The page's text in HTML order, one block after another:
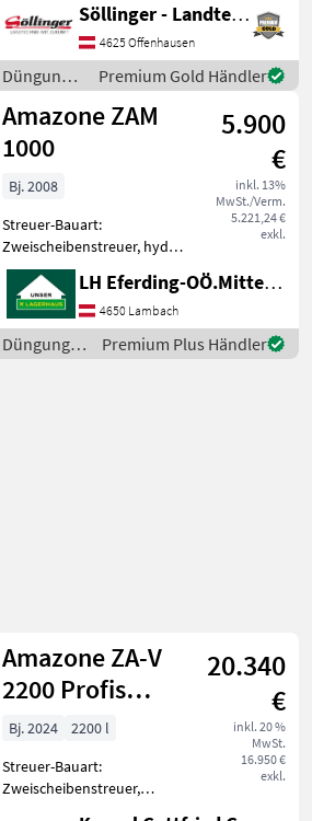
Streumengenverstellung +
Profis-Wiegesystem +
Streuwerk ZA-V Tronic +
Gelenkwelle Bondioli &
Pavesi mit R
Söllinger - Landtechnik GmbH
4625 Offenhausen
Düngung
und
Beregnung
/ Amazone
Premium Gold Händler
Amazone ZAM
1000
5.900
€
inkl. 13%
MwSt./Verm.
5.221,24 €
exkl.
Bj. 2008
Streuer-Bauart:
Zweischeibenstreuer, hydr.
Betätigung,
Grenzstreueinrichtung,
Streumengenverstellung
GW, ca. 1600L Inhalt, 2
Scheibenstreuer, Amatron
LH Eferding-OÖ.Mitte, Lambach
4650 Lambach
Düngung
und
Premium Plus Händler
Amazone ZA-V
2200 Profis
Tronic -
20.340
€
inkl. 20 %
MwSt.
16.950 €
exkl.
Bj. 2024
2200 l
Streuer-Bauart:
Zweischeibenstreuer,